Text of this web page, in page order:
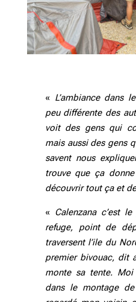
« L’ambiance dans
peu différente des
voit des gens qui
mais aussi des gens
savent nous
trouve que ça
découvrir tout ça et
« Calenzana c’est
refuge, point de
traversent l’ile du
premier bivouac, dit
monte sa tente.
dans le montage